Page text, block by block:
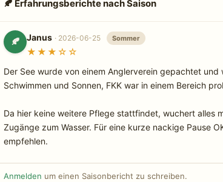
🍂 Erfahrungsberichte nach Saison
🍂 Janus · 2026-06-25 Sommer
★★★☆☆
Der See wurde von einem Anglerverein gepachtet
Schwimmen und Sonnen, FKK war in einem Bereich
Da hier keine weitere Pflege stattfindet, wuchert alles
Zugänge zum Wasser. Für eine kurze nackige Pause
empfehlen.
Anmelden um einen Saisonbericht zu schreiben.